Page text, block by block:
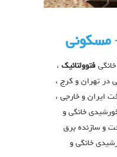
مسکونی
فتوولتائیک ،
تهران و کرج ،
ایران و خارجی ،
خانگی و
و سازنده برق
خانگی و